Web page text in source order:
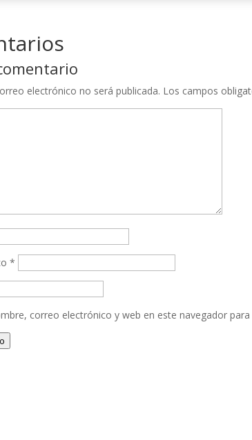
electrónico no será publicada. Los campos
*
correo electrónico y web en este navegador